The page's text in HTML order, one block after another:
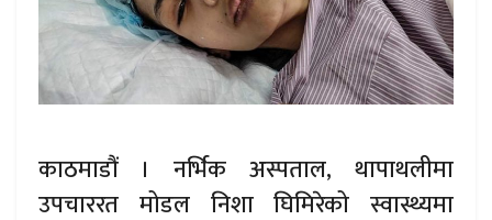
काठमाडौं । नर्भिक अस्पताल, थापाथलीमा
उपचाररत मोडल निशा घिमिरेको स्वास्थ्यमा